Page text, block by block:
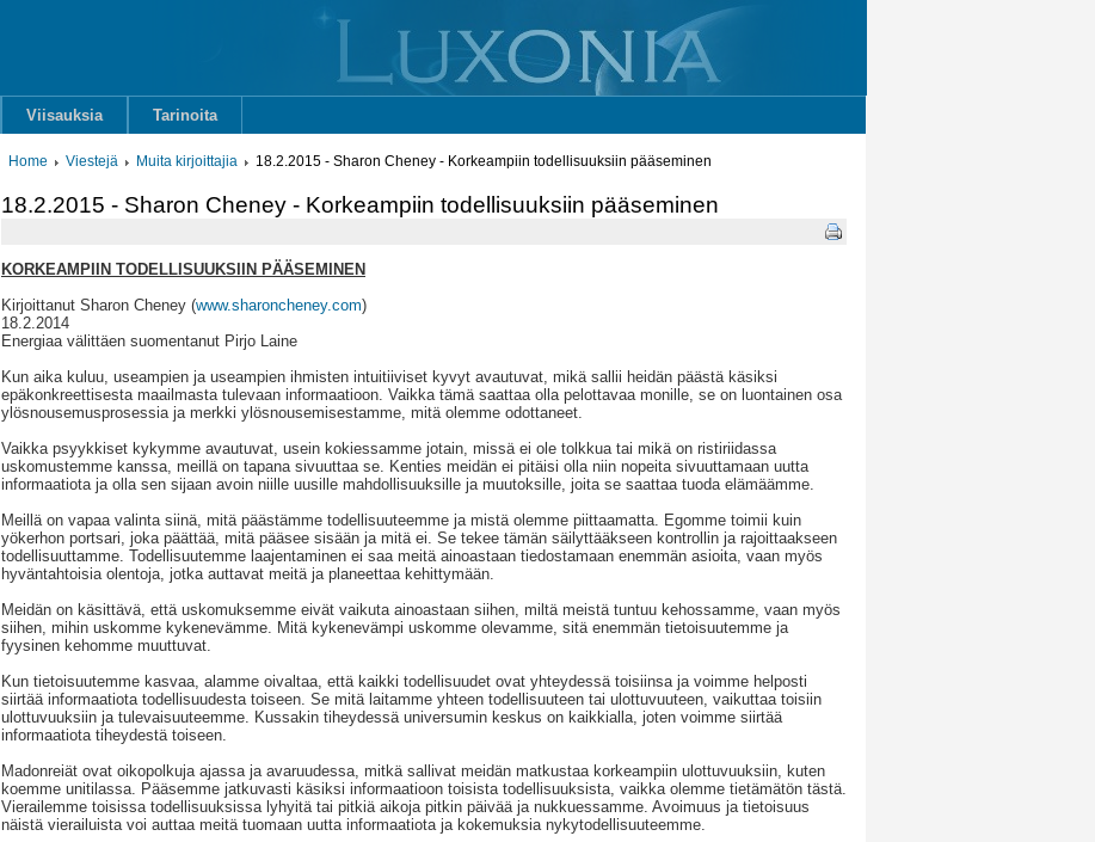
Viisauksia Tarinoita
Home Viestejä Muita kirjoittajia 18.2.2015 - Sharon Cheney - Korkeampiin todellisuuksiin pääseminen
18.2.2015 - Sharon Cheney - Korkeampiin todellisuuksiin pääseminen
KORKEAMPIIN TODELLISUUKSIIN PÄÄSEMINEN
Kirjoittanut Sharon Cheney (www.sharoncheney.com)
18.2.2014
Energiaa välittäen suomentanut Pirjo Laine
Kun aika kuluu, useampien ja useampien ihmisten intuitiiviset kyvyt avautuvat, mikä sallii heidän päästä käsiksi
epäkonkreettisesta maailmasta tulevaan informaatioon. Vaikka tämä saattaa olla pelottavaa monille, se on luontainen osa
ylösnousemusprosessia ja merkki ylösnousemisestamme, mitä olemme odottaneet.
Vaikka psyykkiset kykymme avautuvat, usein kokiessamme jotain, missä ei ole tolkkua tai mikä on ristiriidassa
uskomustemme kanssa, meillä on tapana sivuuttaa se. Kenties meidän ei pitäisi olla niin nopeita sivuuttamaan uutta
informaatiota ja olla sen sijaan avoin niille uusille mahdollisuuksille ja muutoksille, joita se saattaa tuoda elämäämme.
Meillä on vapaa valinta siinä, mitä päästämme todellisuuteemme ja mistä olemme piittaamatta. Egomme toimii kuin
yökerhon portsari, joka päättää, mitä pääsee sisään ja mitä ei. Se tekee tämän säilyttääkseen kontrollin ja rajoittaakseen
todellisuuttamme. Todellisuutemme laajentaminen ei saa meitä ainoastaan tiedostamaan enemmän asioita, vaan myös
hyväntahtoisia olentoja, jotka auttavat meitä ja planeettaa kehittymään.
Meidän on käsittävä, että uskomuksemme eivät vaikuta ainoastaan siihen, miltä meistä tuntuu kehossamme, vaan myös
siihen, mihin uskomme kykenevämme. Mitä kykenevämpi uskomme olevamme, sitä enemmän tietoisuutemme ja
fyysinen kehomme muuttuvat.
Kun tietoisuutemme kasvaa, alamme oivaltaa, että kaikki todellisuudet ovat yhteydessä toisiinsa ja voimme helposti
siirtää informaatiota todellisuudesta toiseen. Se mitä laitamme yhteen todellisuuteen tai ulottuvuuteen, vaikuttaa toisiin
ulottuvuuksiin ja tulevaisuuteemme. Kussakin tiheydessä universumin keskus on kaikkialla, joten voimme siirtää
informaatiota tiheydestä toiseen.
Madonreiät ovat oikopolkuja ajassa ja avaruudessa, mitkä sallivat meidän matkustaa korkeampiin ulottuvuuksiin, kuten
koemme unitilassa. Pääsemme jatkuvasti käsiksi informaatioon toisista todellisuuksista, vaikka olemme tietämätön tästä.
Vierailemme toisissa todellisuuksissa lyhyitä tai pitkiä aikoja pitkin päivää ja nukkuessamme. Avoimuus ja tietoisuus
näistä vierailuista voi auttaa meitä tuomaan uutta informaatiota ja kokemuksia nykytodellisuuteemme.